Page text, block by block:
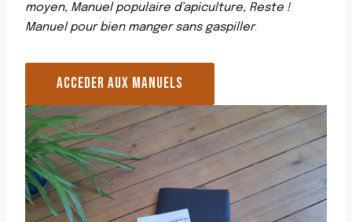
moyen, Manuel populaire d’apiculture, Reste !
Manuel pour bien manger sans gaspiller.
ACCEDER AUX MANUELS